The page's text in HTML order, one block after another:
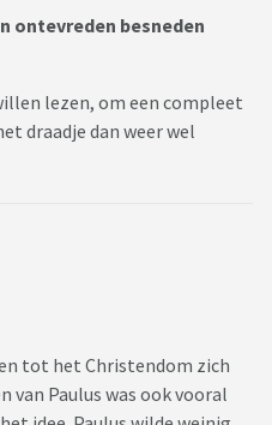
ontevreden besneden
lezen, om een compleet
draadje dan weer wel
tot het Christendom zich
van Paulus was ook vooral